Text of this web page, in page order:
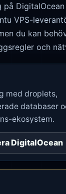
på
VPS-
du kan
och
med droplets,
databaser
ekosystem.
DigitalOcean